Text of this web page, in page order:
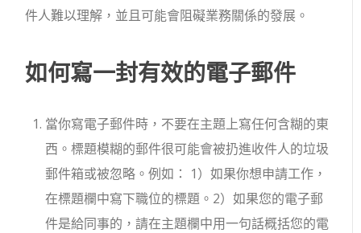
件人難以理解，並且可能會阻礙業務關係的發展。
如何寫一封有效的電子郵件
當你寫電子郵件時，不要在主題上寫任何含糊的東
西。標題模糊的郵件很可能會被扔進收件人的垃圾
郵件箱或被忽略。例如： 1）如果你想申請工作，
在標題欄中寫下職位的標題。2）如果您的電子郵
件是給同事的，請在主題欄中用一句話概括您的電